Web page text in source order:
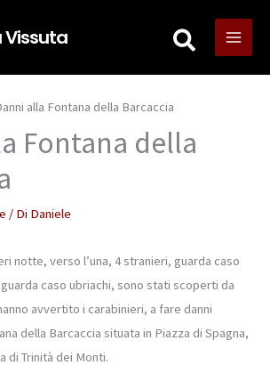
Vissuta
alla Fontana della Barcaccia
Fontana della
/ Di Daniele
notte, verso l’una, 4 stranieri, guarda caso
guarda caso ubriachi, sono stati scoperti da
avvertito i carabinieri, a fare danni
della Barcaccia situata in Piazza di Spagna,
di Trinità dei Monti.